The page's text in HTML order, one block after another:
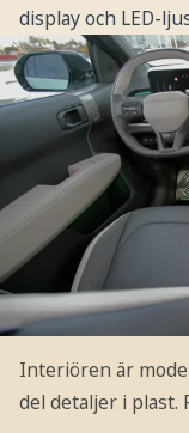
display och LED-
Interiören är
del detaljer i plast.